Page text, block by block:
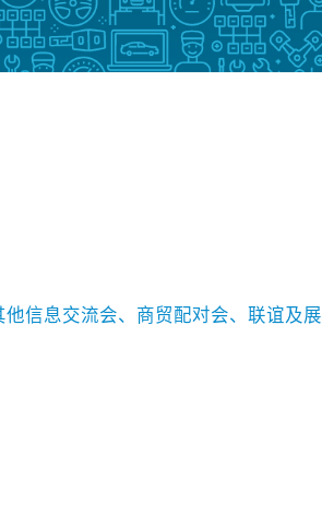
他信息交流会、商贸配对会、联谊及展